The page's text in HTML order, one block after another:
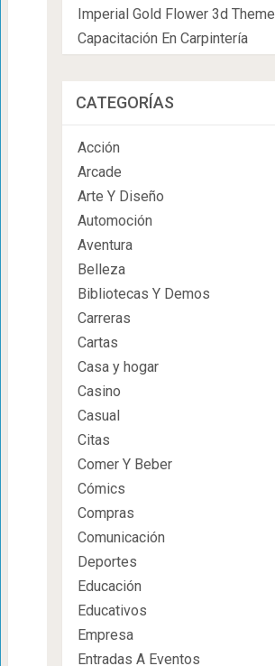
Imperial Gold Flower 3d Theme
Capacitación En Carpintería
CATEGORÍAS
Acción
Arcade
Arte Y Diseño
Automoción
Aventura
Belleza
Bibliotecas Y Demos
Carreras
Cartas
Casa y hogar
Casino
Casual
Citas
Comer Y Beber
Cómics
Compras
Comunicación
Deportes
Educación
Educativos
Empresa
Entradas A Eventos